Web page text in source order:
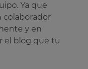
Ya que
colaborador
y en
el blog que tu